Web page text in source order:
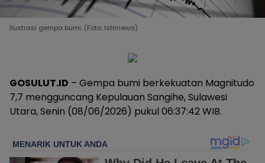
Ilustrasi gempa bumi. (Foto: Istimewa)
GOSULUT.ID – Gempa bumi berkekuatan Magnitudo
7,7 mengguncang Kepulauan Sangihe, Sulawesi
Utara, Senin (08/06/2026) pukul 06:37:42 WIB.